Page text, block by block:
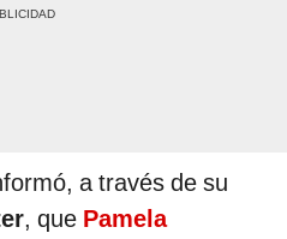
a través de su
, que Pamela